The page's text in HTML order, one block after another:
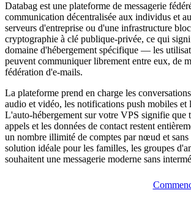
Databag est une plateforme de messagerie
communication décentralisée aux individus et
serveurs d'entreprise ou d'une infrastructure
cryptographie à clé publique-privée, ce qui
domaine d'hébergement spécifique — les
peuvent communiquer librement entre eux, de
fédération d'e-mails.
La plateforme prend en charge les
audio et vidéo, les notifications push mobiles et
L'auto-hébergement sur votre VPS signifie que
appels et les données de contact restent
un nombre illimité de comptes par nœud et
solution idéale pour les familles, les groupes
souhaitent une messagerie moderne sans